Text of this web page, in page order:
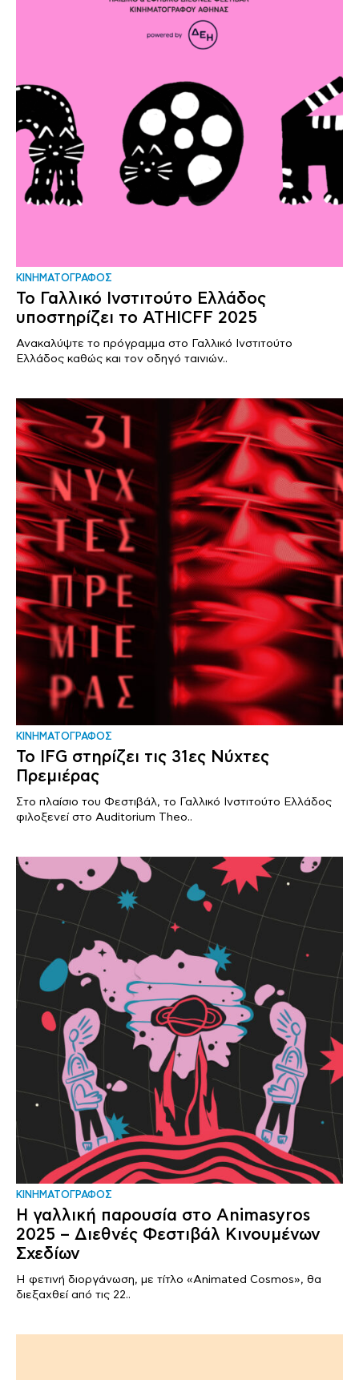
ΚΙΝΗΜΑΤΟΓΡΑΦΟΣ
Το Γαλλικό Ινστιτούτο Ελλάδος
υποστηρίζει το ΑΤΗΙCFF 2025
Ανακαλύψτε το πρόγραμμα στο Γαλλικό Ινστιτούτο
Ελλάδος καθώς και τον οδηγό ταινιών..
ΚΙΝΗΜΑΤΟΓΡΑΦΟΣ
Το IFG στηρίζει τις 31ες Νύχτες
Πρεμιέρας
Στο πλαίσιο του Φεστιβάλ, το Γαλλικό Ινστιτούτο Ελλάδος
φιλοξενεί στο Auditorium Theo..
ΚΙΝΗΜΑΤΟΓΡΑΦΟΣ
Η γαλλική παρουσία στο Animasyros
2025 – Διεθνές Φεστιβάλ Κινουμένων
Σχεδίων
Η φετινή διοργάνωση, με τίτλο «Animated Cosmos», θα
διεξαχθεί από τις 22..